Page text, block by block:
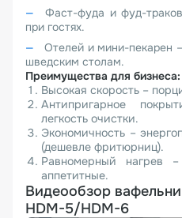
Фаст-фуда и фуд-
при гостях.
Отелей и мини-пекарен
шведским столам.
Преимущества для бизнеса:
Высокая скорость –
Антипригарное
легкость очистки.
Экономичность –
(дешевле фритюрниц).
Равномерный нагрев
аппетитные.
Видеообзор
HDM-5/HDM-6